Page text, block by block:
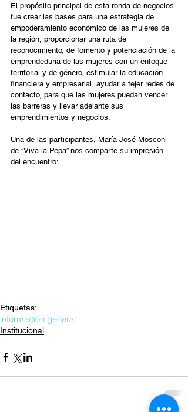
El propósito principal de esta ronda de negocios
fue crear las bases para una estrategia de
empoderamiento económico de las mujeres de
la región, proporcionar una ruta de
reconocimiento, de fomento y potenciación de la
emprendeduría de las mujeres con un enfoque
territorial y de género, estimular la educación
financiera y empresarial, ayudar a tejer redes de
contacto, para que las mujeres puedan vencer
las barreras y llevar adelante sus
emprendimientos y negocios.
Una de las participantes, María José Mosconi
de ”Viva la Pepa” nos comparte su impresión
del encuentro:
Etiquetas:
informacion general
Institucional